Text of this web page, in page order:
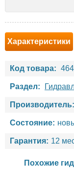
Характеристики
Код товара:
Раздел:
Производитель:
Состояние:
Гарантия: 12
Похожие